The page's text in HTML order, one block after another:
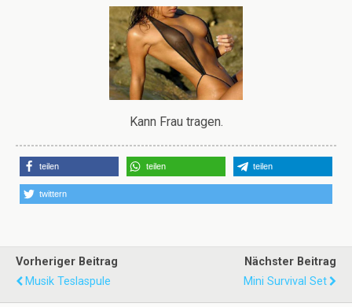
Kann Frau tragen.
teilen teilen teilen
twittern
Vorheriger Beitrag
Musik Teslaspule
Nächster Beitrag
Mini Survival Set